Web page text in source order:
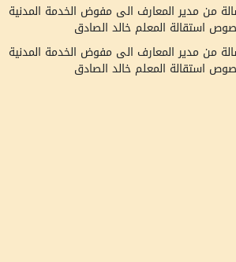
من مدير المعارف الى مفوض الخدمة المدنية
استقالة المعلم خالد الصادق
من مدير المعارف الى مفوض الخدمة المدنية
استقالة المعلم خالد الصادق